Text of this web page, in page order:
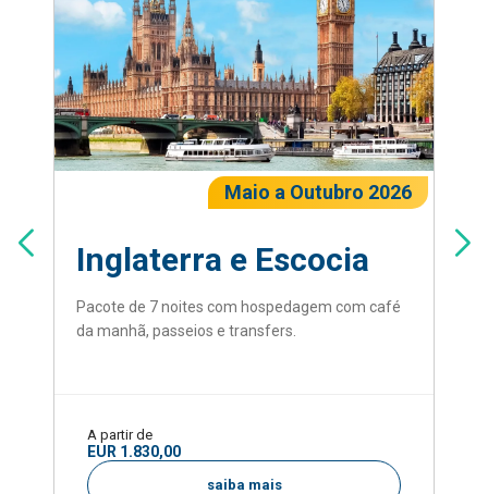
Maio a Outubro 2026
Inglaterra e Escocia
Pacote de 7 noites com hospedagem com café
da manhã, passeios e transfers.
A partir de
EUR 1.830,00
saiba mais